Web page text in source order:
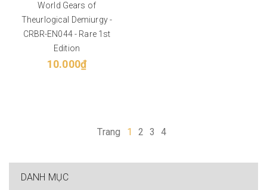
World Gears of
Theurlogical Demiurgy -
CRBR-EN044 - Rare 1st
Edition
10.000₫
Trang 1 2 3 4
DANH MỤC